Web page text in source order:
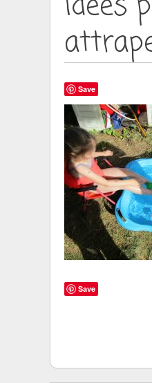
Save
Save